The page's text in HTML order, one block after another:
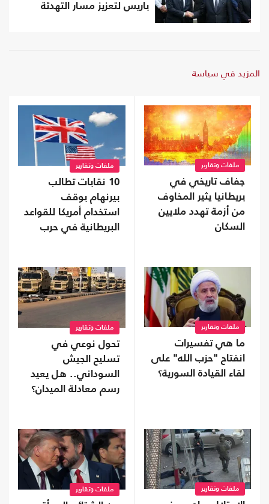
باريس لتعزيز مسار التهدئة
المزيد في سياسة
ملفات وتقارير
جفاف تاريخي في
بريطانيا يثير المخاوف
من أزمة تهدد ملايين
السكان
ملفات وتقارير
10 نقابات تطالب
بيرنهام بوقف
استخدام أمريكا للقواعد
البريطانية في حرب
ملفات وتقارير
ما هي تفسيرات
انفتاح "حزب الله" على
لقاء القيادة السورية؟
ملفات وتقارير
تحول نوعي في
تسليح الجيش
السوداني.. هل يعيد
رسم معادلة الميدان؟
ملفات وتقارير ملفات وتقارير